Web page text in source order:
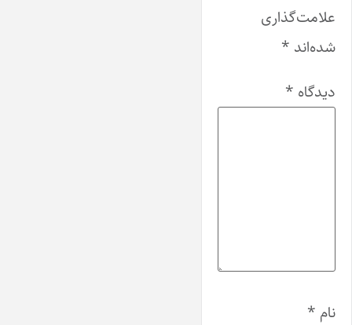
علامت‌گذاری
شده‌اند *
دیدگاه *
نام *